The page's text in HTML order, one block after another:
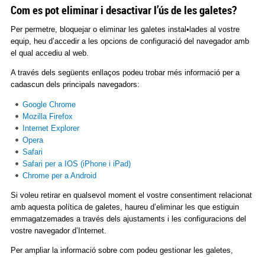
Com es pot eliminar i desactivar l’ús de les galetes?
Per permetre, bloquejar o eliminar les galetes instal•lades al vostre
equip, heu d’accedir a les opcions de configuració del navegador amb
el qual accediu al web.
A través dels següents enllaços podeu trobar més informació per a
cadascun dels principals navegadors:
Google Chrome
Mozilla Firefox
Internet Explorer
Opera
Safari
Safari per a IOS (iPhone i iPad)
Chrome per a Android
Si voleu retirar en qualsevol moment el vostre consentiment relacionat
amb aquesta política de galetes, haureu d’eliminar les que estiguin
emmagatzemades a través dels ajustaments i les configuracions del
vostre navegador d’Internet.
Per ampliar la informació sobre com podeu gestionar les galetes,